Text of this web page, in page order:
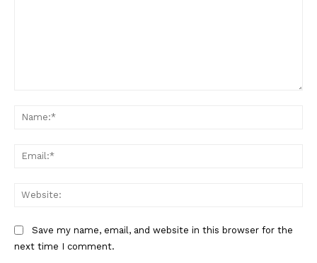
Save my name, email, and website in this browser for the
next time I comment.